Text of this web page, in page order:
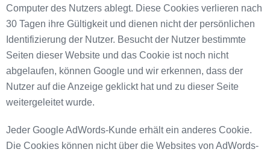
Computer des Nutzers ablegt. Diese Cookies verlieren nach
30 Tagen ihre Gültigkeit und dienen nicht der persönlichen
Identifizierung der Nutzer. Besucht der Nutzer bestimmte
Seiten dieser Website und das Cookie ist noch nicht
abgelaufen, können Google und wir erkennen, dass der
Nutzer auf die Anzeige geklickt hat und zu dieser Seite
weitergeleitet wurde.
Jeder Google AdWords-Kunde erhält ein anderes Cookie.
Die Cookies können nicht über die Websites von AdWords-